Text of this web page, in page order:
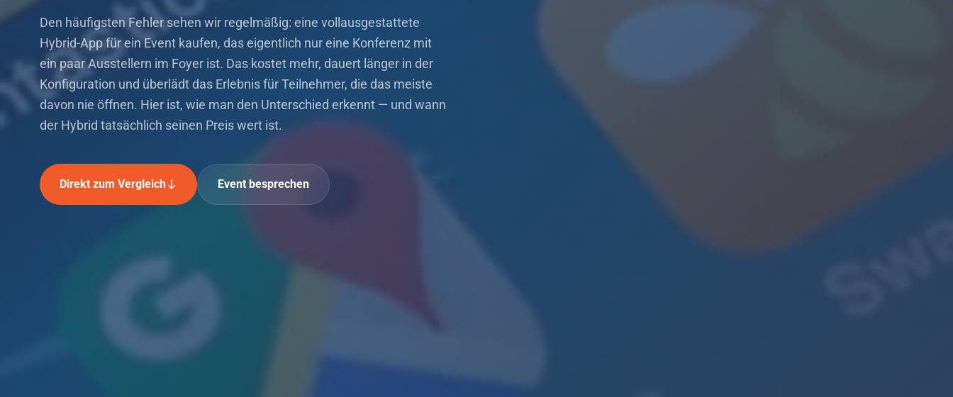
Den häufigsten Fehler sehen wir regelmäßig: eine vollausgestattete
Hybrid-App für ein Event kaufen, das eigentlich nur eine Konferenz mit
ein paar Ausstellern im Foyer ist. Das kostet mehr, dauert länger in der
Konfiguration und überlädt das Erlebnis für Teilnehmer, die das meiste
davon nie öffnen. Hier ist, wie man den Unterschied erkennt — und wann
der Hybrid tatsächlich seinen Preis wert ist.
Direkt zum Vergleich Event besprechen